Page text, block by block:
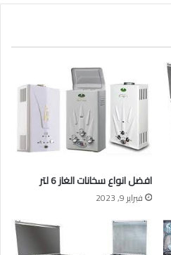
افضل انواع سخانات الغاز 6 لتر
فبراير 9, 2023